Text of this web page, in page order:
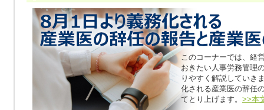
このコーナーでは、経
おきたい人事労務管理
りやすく解説していき
化される産業医の辞任
てとり上げます。 >>本